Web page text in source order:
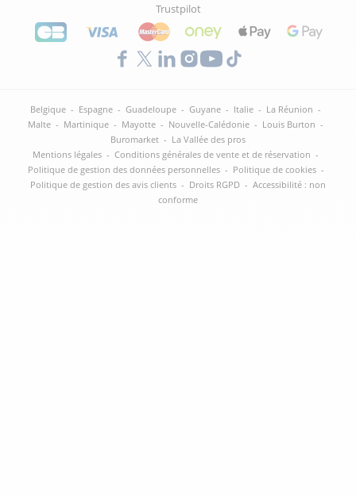
Trustpilot
Belgique - Espagne - Guadeloupe - Guyane - Italie - La Réunion -
Malte - Martinique - Mayotte - Nouvelle-Calédonie - Louis Burton -
Buromarket - La Vallée des pros
Mentions légales - Conditions générales de vente et de réservation -
Politique de gestion des données personnelles - Politique de cookies -
Politique de gestion des avis clients - Droits RGPD - Accessibilité : non
conforme